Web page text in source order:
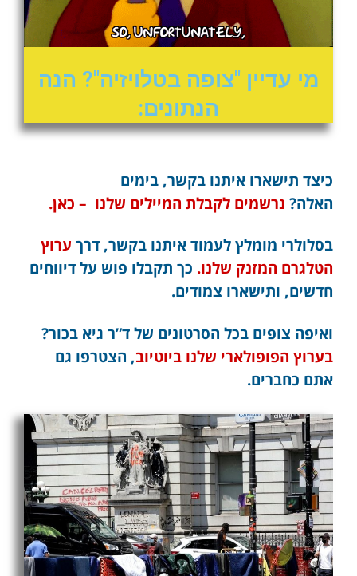
מי עדיין "צופה בטלויזיה"? הנה
הנתונים:
כיצד תישארו איתנו בקשר, בימים
האלה? נרשמים לקבלת המיילים שלנו – כאן.
בסלולרי מומלץ לעמוד איתנו בקשר, דרך ערוץ
הטלגרם המזנק שלנו. כך תקבלו פוש על דיווחים
חדשים, ותישארו צמודים.
ואיפה צופים בכל הסרטונים של ד”ר גיא בכור?
בערוץ הפופולארי שלנו ביוטיוב, הצטרפו גם
אתם כחברים.